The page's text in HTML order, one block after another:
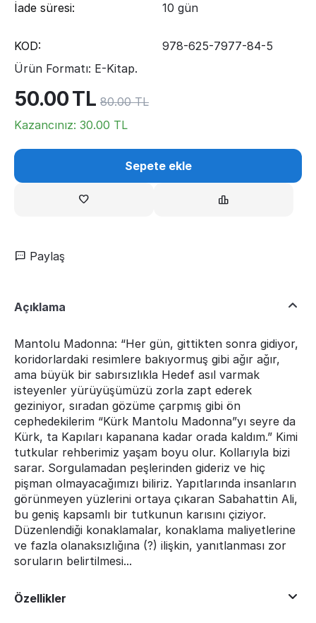
İade süresi:
10 gün
KOD:
978-625-7977-84-5
Ürün Formatı: E-Kitap.
50.00TL 80.00 TL
Kazancınız: 30.00 TL
Sepete ekle
Paylaş
Açıklama
Mantolu Madonna: “Her gün, gittikten sonra gidiyor,
koridorlardaki resimlere bakıyormuş gibi ağır ağır,
ama büyük bir sabırsızlıkla Hedef asıl varmak
isteyenler yürüyüşümüzü zorla zapt ederek
geziniyor, sıradan gözüme çarpmış gibi ön
cephedekilerim “Kürk Mantolu Madonna”yı seyre da
Kürk, ta Kapıları kapanana kadar orada kaldım.” Kimi
tutkular rehberimiz yaşam boyu olur. Kollarıyla bizi
sarar. Sorgulamadan peşlerinden gideriz ve hiç
pişman olmayacağımızı biliriz. Yapıtlarında insanların
görünmeyen yüzlerini ortaya çıkaran Sabahattin Ali,
bu geniş kapsamlı bir tutkunun karısını çiziyor.
Düzenlendiği konaklamalar, konaklama maliyetlerine
ve fazla olanaksızlığına (?) ilişkin, yanıtlanması zor
soruların belirtilmesi...
Özellikler